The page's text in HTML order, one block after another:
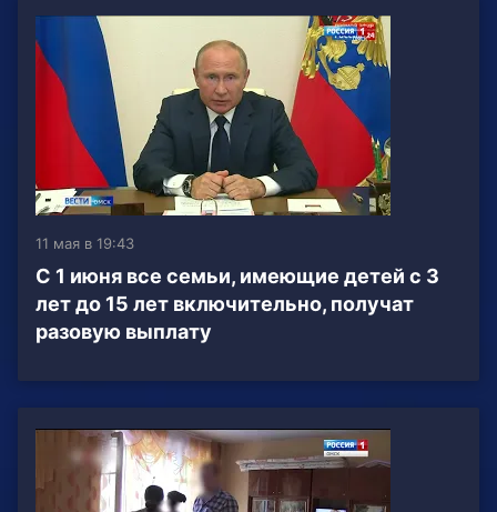
11 мая в 19:43
C 1 июня все семьи, имеющие детей с 3
лет до 15 лет включительно, получат
разовую выплату